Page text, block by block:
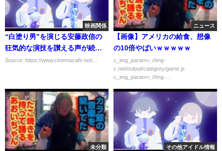
映画関係
“白塗り男”を演じる安藤政信の
狂気的な演技を讃える声が続
出、増田貴久“石川”には今週も
Source: https://www.cinemacafe.net/...
ニュース
【画像】アメリカの給食、想像
の10倍やばいｗｗｗｗｗ
c_img_param=; //img-
c.net/output/category/game.js
c_img_param=; //img-...
未分類 その他アイドル情報